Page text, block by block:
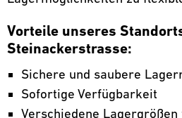
Vorteile unseres
Steinackerstrasse:
Sichere und saubere
Sofortige Verfügbarkeit
Verschiedene